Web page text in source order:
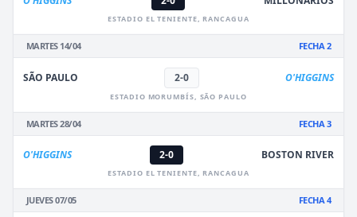
ESTADIO EL TENIENTE, RANCAGUA
MARTES 14/04 FECHA 2
SÃO PAULO 2-0 O'HIGGINS
ESTADIO MORUMBÍS, SÃO PAULO
MARTES 28/04 FECHA 3
O'HIGGINS 2-0 BOSTON RIVER
ESTADIO EL TENIENTE, RANCAGUA
JUEVES 07/05 FECHA 4